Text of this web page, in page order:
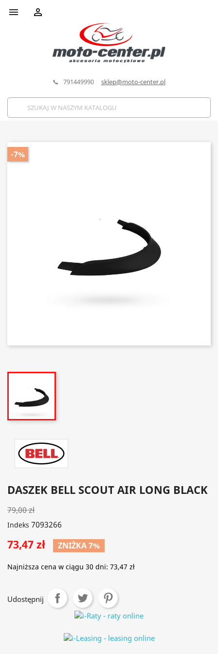
 
📞 791449990 sklep@moto-center.pl
-7%
DASZEK BELL SCOUT AIR LONG BLACK
79,00 zł
Indeks 7093266
73,47 zł ZNIŻKA 7%
Najniższa cena w ciągu 30 dni: 73,47 zł
Udostępnij